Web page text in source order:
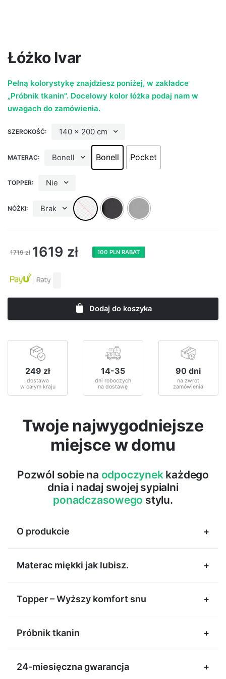
Łóżko Ivar
Pełną kolorystykę znajdziesz poniżej, w zakładce
„Próbnik tkanin". Docelowy kolor łóżka podaj nam w
uwagach do zamówienia.
SZEROKOŚĆ: 140 x 200 cm
MATERAC: Bonell Bonell Pocket
TOPPER: Nie
NÓŻKI: Brak
1719zł 1619 zł 100 PLN RABAT
Dodaj do koszyka
249 zł
dostawa
w całym kraju
14-35
dni roboczych
na dostawę
90 dni
na zwrot
zamówienia
Twoje najwygodniejsze
miejsce w domu
Pozwól sobie na odpoczynekkażdego
dnia i nadaj swojej sypialni
ponadczasowego stylu.
O produkcie
Łóżko tapicerowane Ivar –
Łóżko Ivar posiada:
wiórowej
Dwie pojemne skrzynie na pościel
Materac miękki jak lubisz.
Topper – Wyższy komfort snu
Próbnik tkanin
24-miesięczna gwarancja